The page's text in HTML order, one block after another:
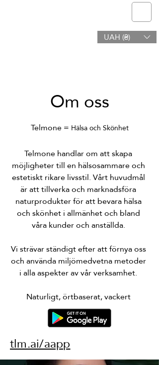
UAH (₴)
Om oss
Telmone = Hälsa och Skönhet
Telmone handlar om att skapa
möjligheter till en hälsosammare och
estetiskt rikare livsstil. Vårt huvudmål
är att tillverka och marknadsföra
naturprodukter för att bevara hälsa
och skönhet i allmänhet och bland
våra kunder och anställda.
Vi strävar ständigt efter att förnya oss
och använda miljömedvetna metoder
i alla aspekter av vår verksamhet.
Naturligt, örtbaserat, vackert
tlm.ai/aapp